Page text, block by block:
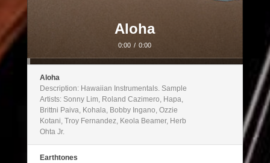
Aloha
0:00 / 0:00
Aloha
Description: Hawaiian Instrumentals. Sample
Artists: Sonny Lim, Roland Cazimero, Hapa,
Brittni Paiva, Kohala, Bobby Ingano, Ozzie
Kotani, Troy Fernandez, Keola Beamer, Herb
Ohta Jr.
Earthtones